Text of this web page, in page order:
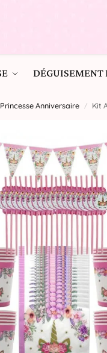
DÉGUISEMENT
Anniversaire / Kit